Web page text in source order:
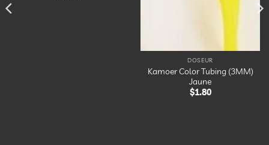
DOSEUR
Kamoer Color Tubing (3MM)
Jaune
$1.80